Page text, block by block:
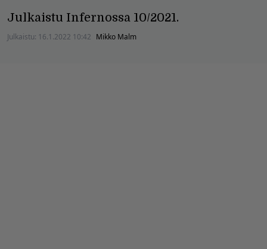
Julkaistu Infernossa 10/2021.
Julkaistu: 16.1.2022 10:42 Mikko Malm